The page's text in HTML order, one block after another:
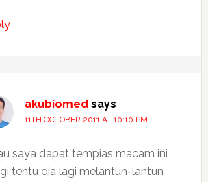
akubiomed says
11TH OCTOBER 2011 AT 10:10 PM
saya dapat tempias macam ini
tentu dia lagi melantun-lantun